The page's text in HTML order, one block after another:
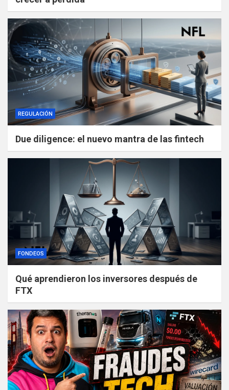
REGULACIÓN
Due diligence: el nuevo mantra de las fintech
FONDEOS
Qué aprendieron los inversores después de
FTX